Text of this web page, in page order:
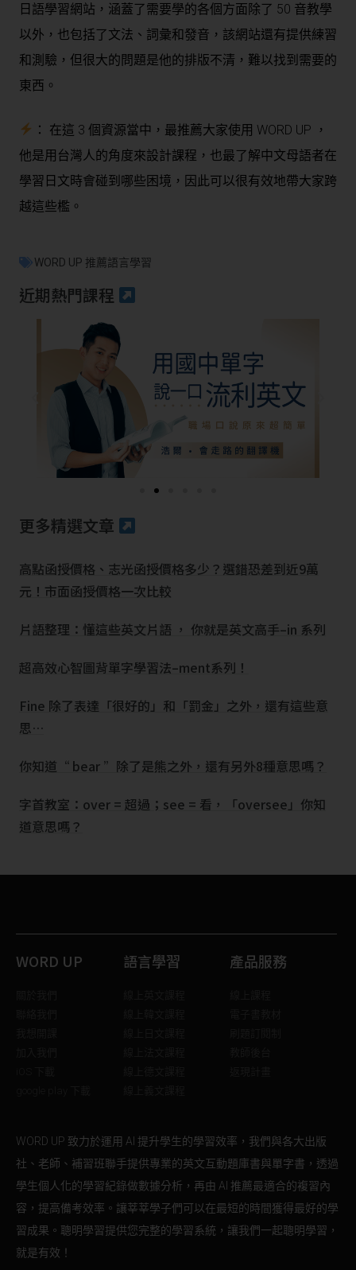
日語學習網站，涵蓋了需要學的各個方面除了 50 音教學
以外，也包括了文法、詞彙和發音，該網站還有提供練習
和測驗，但很大的問題是他的排版不清，難以找到需要的
東西。
： 在這 3 個資源當中，最推薦大家使用 WORD UP ，
他是用台灣人的角度來設計課程，也最了解中文母語者在
學習日文時會碰到哪些困境，因此可以很有效地帶大家跨
越這些檻。
WORD UP 推薦語言學習
近期熱門課程
更多精選文章
高點函授價格、志光函授價格多少？選錯恐差到近9萬
元！市面函授價格一次比較
片語整理：懂這些英文片語 ， 你就是英文高手–in 系列
超高效心智圖背單字學習法–ment系列！
Fine 除了表達「很好的」和「罰金」之外，還有這些意
思…
你知道“ bear ”除了是熊之外，還有另外8種意思嗎？
字首教室：over = 超過；see = 看，「oversee」你知
道意思嗎？
WORD UP 語言學習 產品服務
WORD UP 致力於運用 AI 提升學生的學習效率，我們與各大出版
社、老師、補習班聯手提供專業的英文互動題庫書與單字書，透過
學生個人化的學習紀錄做數據分析，再由 AI 推薦最適合的複習內
容，提高備考效率。讓莘莘學子們可以在最短的時間獲得最好的學
習成果。聰明學習提供您完整的學習系統，讓我們一起聰明學習，
就是有效！